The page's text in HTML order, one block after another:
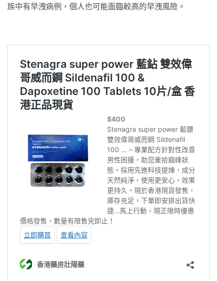
族中有早洩病例，個人也可能面臨較高的早洩風險。